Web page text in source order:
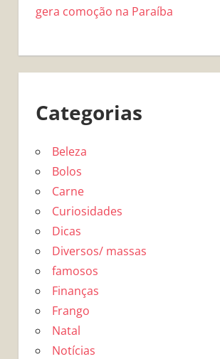
gera comoção na Paraíba
Categorias
Beleza
Bolos
Carne
Curiosidades
Dicas
Diversos/ massas
famosos
Finanças
Frango
Natal
Notícias